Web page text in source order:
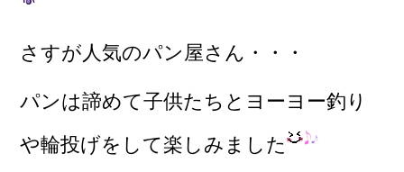
さすが人気のパン屋さん・・・
パンは諦めて子供たちとヨーヨー釣り
や輪投げをして楽しみました